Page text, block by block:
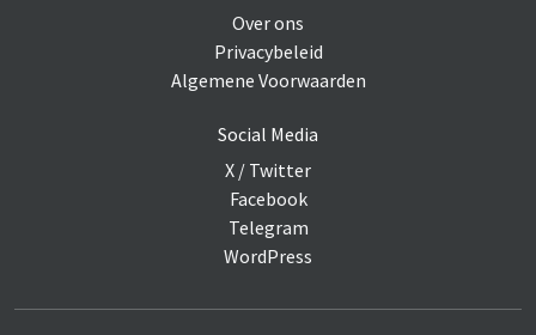
Over ons
Privacybeleid
Algemene Voorwaarden
Social Media
X / Twitter
Facebook
Telegram
WordPress